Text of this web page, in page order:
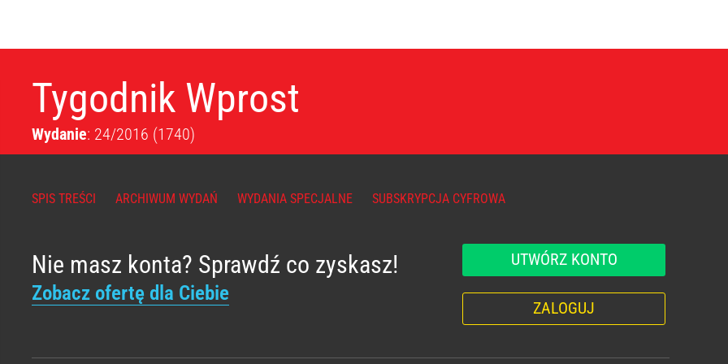
Tygodnik Wprost
Wydanie: 24/2016 (1740)
SPIS TREŚCI ARCHIWUM WYDAŃ WYDANIA SPECJALNE SUBSKRYPCJA CYFROWA
Nie masz konta? Sprawdź co zyskasz!
Zobacz ofertę dla Ciebie
UTWÓRZ KONTO
ZALOGUJ